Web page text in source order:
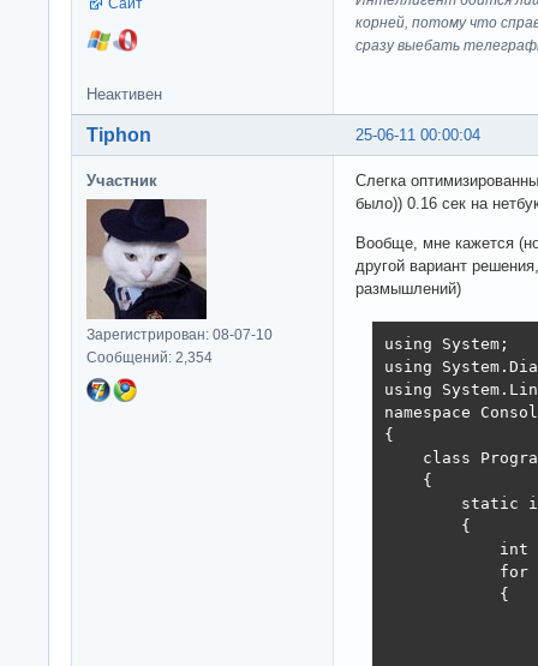
Сайт
корней, потому что
сразу выeбaть
Неактивен
25-06-11 00:00:04
Tiphon
Участник
Зарегистрирован: 08-07-10
Сообщений: 2,354
Слегка
было)) 0.16 сек на
Вообще, мне кажется
другой вариант
размышлений)
using System;
using
using
namespace
{
class
    {
static
        {
int
for
            {